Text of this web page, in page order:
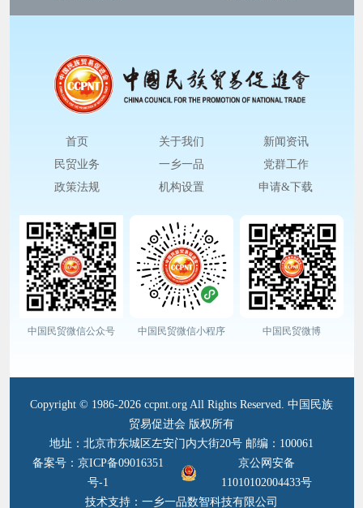
首页 关于我们
新闻资讯
民贸业务
一乡一品
党群工作
政策法规
机构设置 申请&下载
中国民贸微信公众号 中国民贸微信小程序 中国民贸微博
Copyright © 1986-2026 ccpnt.org All Rights Reserved. 中国民族
贸易促进会 版权所有
地址：北京市东城区左安门内大街20号 邮编：100061
备案号：京ICP备09016351
号-1
京公网安备
11010102004433号
技术支持：一乡一品数智科技有限公司